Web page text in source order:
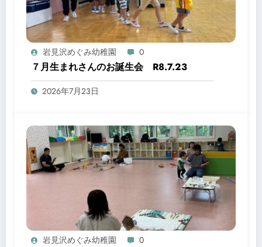
岩見沢めぐみ幼稚園 0
７月生まれさんのお誕生会 R8.7.23
2026年7月23日
岩見沢めぐみ幼稚園 0